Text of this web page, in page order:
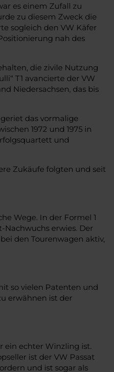
es einem Zufall zu
zu diesem Zweck die
sogleich den VW Käfer
nah des
die zivile Nutzung
T1 avancierte der VW
Niedersachsen, das bis
das vormalige
1972 und 1975 in
und
Zukäufe folgten und seit
Wege. In der Formel 1
Nachwuchs erwies. Der
den Tourenwagen aktiv,
so vielen Patenten und
erwähnen ist der
ein echter Winzling ist.
ist der VW Passat
und ist sogar als